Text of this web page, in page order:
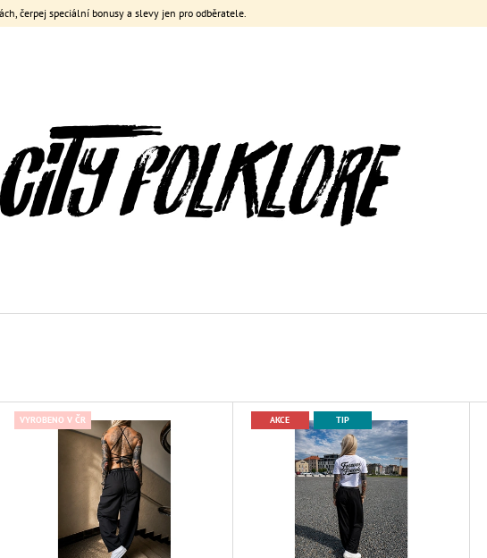
čerpej speciální bonusy a slevy jen pro odběratele.
VYROBENO V ČR AKCE TIP
HLEDAT
/ BLACK
2 690 Kč
750 Kč